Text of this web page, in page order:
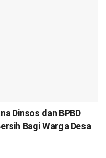
Dinsos dan BPBD
Bagi Warga Desa